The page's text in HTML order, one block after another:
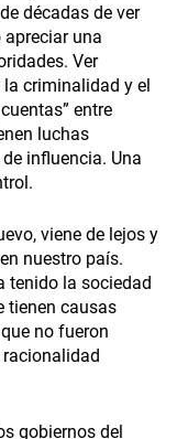
décadas de ver
una
Ver
criminalidad y el
entre
luchas
influencia. Una
viene de lejos y
nuestro país.
tenido la sociedad
tienen causas
no fueron
gobiernos del